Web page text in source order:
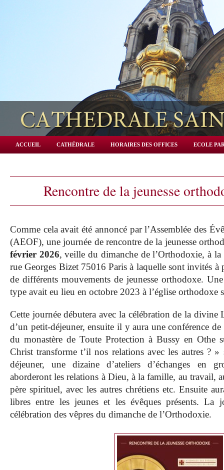
ACCUEIL CATHÉDRALE HORAIRES DES OFFICES ECOLE
Rencontre de la jeunesse
Comme cela avait été annoncé par l’Assemblée des
(AEOF), une journée de rencontre de la jeunesse
février 2026, veille du dimanche de l’Orthodoxie, à la
rue Georges Bizet 75016 Paris à laquelle sont invités à
de différents mouvements de jeunesse orthodoxe.
type avait eu lieu en octobre 2023 à l’église orthodoxe
Cette journée débutera avec la célébration de la
d’un petit-déjeuner, ensuite il y aura une conférence
du monastère de Toute Protection à Bussy en Othe
Christ transforme t’il nos relations avec les autres ? »
déjeuner, une dizaine d’ateliers d’échanges en
aborderont les relations à Dieu, à la famille, au travail,
père spirituel, avec les autres chrétiens etc. Ensuite
libres entre les jeunes et les évêques présents. La
célébration des vêpres du dimanche de l’Orthodoxie.